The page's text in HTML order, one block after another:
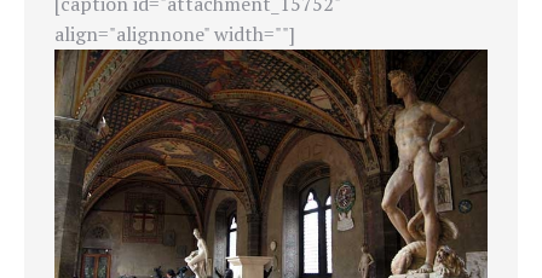
align="alignnone" width=""]